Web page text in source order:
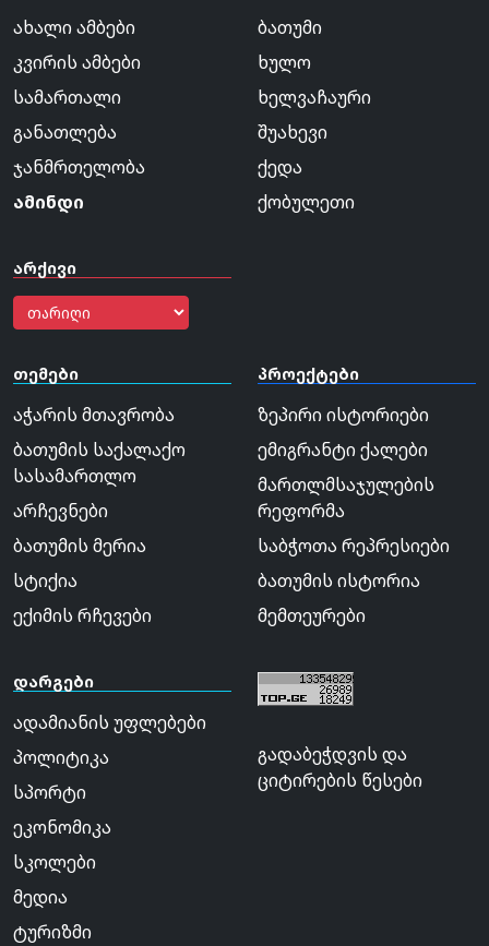
ახალი ამბები
კვირის ამბები
სამართალი
განათლება
ჯანმრთელობა
ამინდი
არქივი
ბათუმი
ხულო
ხელვაჩაური
შუახევი
ქედა
ქობულეთი
თემები
აჭარის მთავრობა
ბათუმის საქალაქო
სასამართლო
არჩევნები
ბათუმის მერია
სტიქია
ექიმის რჩევები
პროექტები
ზეპირი ისტორიები
ემიგრანტი ქალები
მართლმსაჯულების
რეფორმა
საბჭოთა რეპრესიები
ბათუმის ისტორია
მემთეურები
დარგები
ადამიანის უფლებები
პოლიტიკა
სპორტი
ეკონომიკა
სკოლები
მედია
ტურიზმი
გადაბეჭდვის და
ციტირების წესები